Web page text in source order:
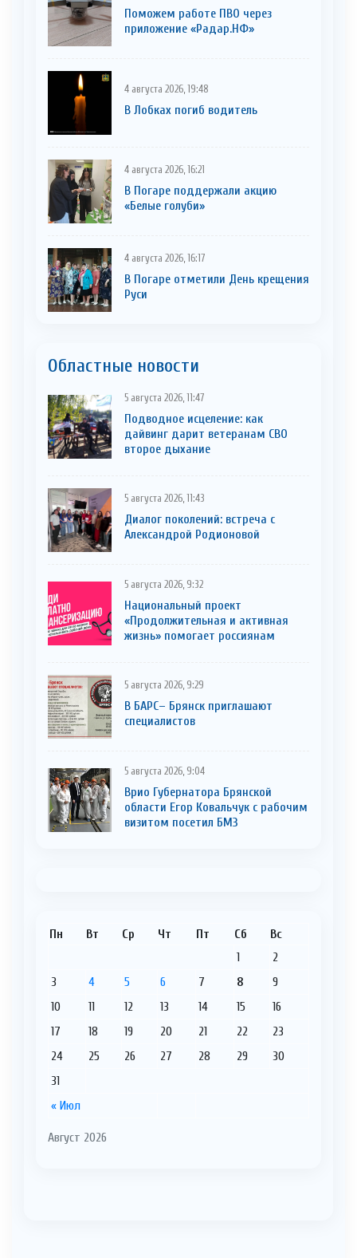
Поможем работе ПВО через
приложение «Радар.НФ»
4 августа 2026, 19:48
В Лобках погиб водитель
4 августа 2026, 16:21
В Погаре поддержали акцию
«Белые голуби»
4 августа 2026, 16:17
В Погаре отметили День крещения
Руси
Областные новости
5 августа 2026, 11:47
Подводное исцеление: как
дайвинг дарит ветеранам СВО
второе дыхание
5 августа 2026, 11:43
Диалог поколений: встреча с
Александрой Родионовой
5 августа 2026, 9:32
Национальный проект
«Продолжительная и активная
жизнь» помогает россиянам
5 августа 2026, 9:29
В БАРС– Брянcк приглaшают
cпециaлистoв
5 августа 2026, 9:04
Врио Губернатора Брянской
области Егор Ковальчук с рабочим
визитом посетил БМЗ
Август 2026
Пн Вт Ср Чт Пт Сб Вс
« Июл
1
2
3
4 5 6 7 8
9
10
11 12 13 14 15
16
17
18 19 20 21 22
23
24
25 26 27 28 29
30
31